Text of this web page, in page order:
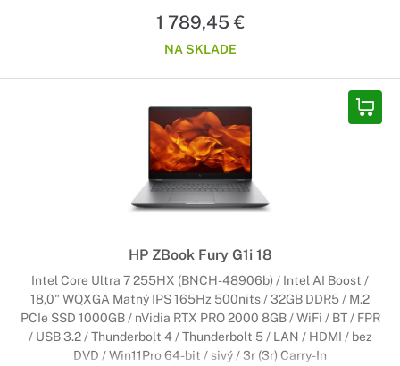
1 789,45 €
NA SKLADE
HP ZBook Fury G1i 18
Intel Core Ultra 7 255HX (BNCH-48906b) / Intel AI Boost /
18,0" WQXGA Matný IPS 165Hz 500nits / 32GB DDR5 / M.2
PCIe SSD 1000GB / nVidia RTX PRO 2000 8GB / WiFi / BT / FPR
/ USB 3.2 / Thunderbolt 4 / Thunderbolt 5 / LAN / HDMI / bez
DVD / Win11Pro 64-bit / sivý / 3r (3r) Carry-In